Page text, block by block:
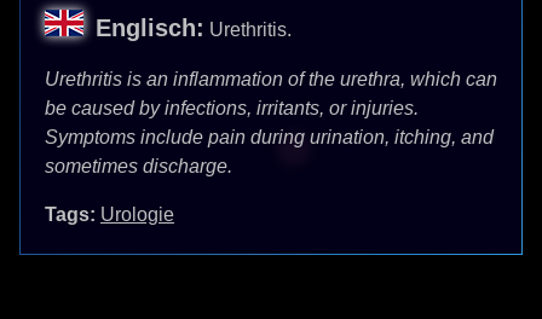
Englisch: Urethritis.
Urethritis is an inflammation of the urethra, which can
be caused by infections, irritants, or injuries.
Symptoms include pain during urination, itching, and
sometimes discharge.
Tags: Urologie